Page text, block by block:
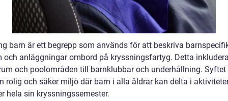
barn är ett begrepp som används för att beskriva
och anläggningar ombord på kryssningsfartyg. Detta
och poolområden till barnklubbar och underhållning. Syftet
rolig och säker miljö där barn i alla åldrar kan delta i
hela sin kryssningssemester.